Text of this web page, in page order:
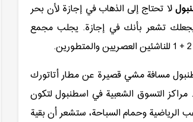
لا تحتاج إلى الذهاب في إجازة لأن بحر
يجعلك تشعر بأنك في إجازة. يجلب مجمع
مسافة مشي قصيرة عن مطار أتاتورك
مراكز التسوق الشعبية في اسطنبول لتكون
وحمام السباحة، ستشعر أن بقية